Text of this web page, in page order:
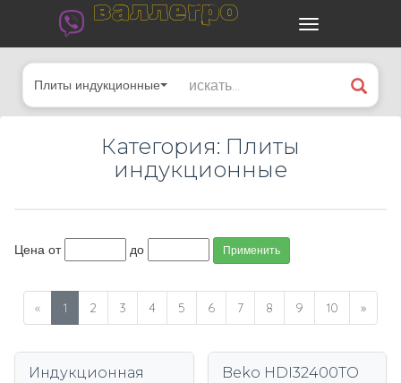
валлегро
Плиты индукционные
Категория: Плиты
индукционные
Цена от до Применить
« 1 2 3 4 5 6 7 8 9 10 »
Индукционная
Beko HDI32400TO